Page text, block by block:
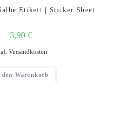
Etikett | Sticker Sheet
3,90 €
Versandkosten
Warenkorb